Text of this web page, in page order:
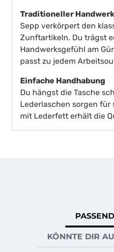
Traditioneller
Sepp verkörpert den
Zunftartikeln. Du trägst
Handwerksgefühl am
passt zu jedem
Einfache Handhabung
Du hängst die Tasche
Lederlaschen sorgen für
mit Lederfett erhält die
KÖNNTE DIR